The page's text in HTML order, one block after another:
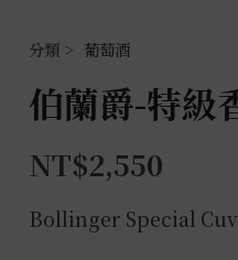
葡萄酒
伯蘭爵-特級
NT$2,550
Bollinger Special